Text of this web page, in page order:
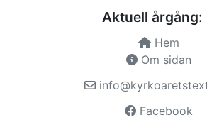
Aktuell årgång:
Hem
Om sidan
Facebook